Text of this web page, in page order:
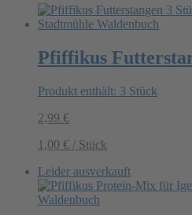
Pfiffikus
Produkt enthält: 3 Stück
2,99 €
1,00 € / Stück
Leider ausverkauft